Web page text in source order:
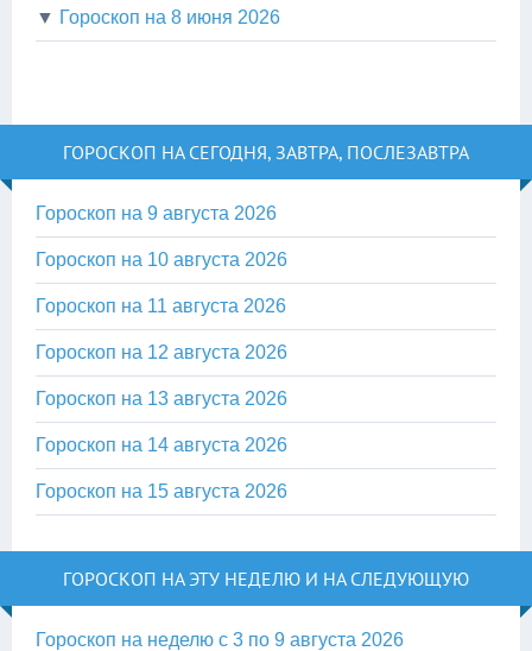
▼ Гороскоп на 8 июня 2026
ГОРОСКОП НА СЕГОДНЯ, ЗАВТРА, ПОСЛЕЗАВТРА
Гороскоп на 9 августа 2026
Гороскоп на 10 августа 2026
Гороскоп на 11 августа 2026
Гороскоп на 12 августа 2026
Гороскоп на 13 августа 2026
Гороскоп на 14 августа 2026
Гороскоп на 15 августа 2026
ГОРОСКОП НА ЭТУ НЕДЕЛЮ И НА СЛЕДУЮЩУЮ
Гороскоп на неделю с 3 по 9 августа 2026